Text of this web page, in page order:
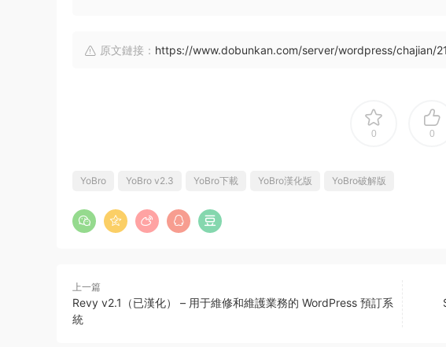
原文鏈接： https://www.dobunkan.com/server/wordpress/chajian/
0 0
YoBro YoBro v2.3 YoBro下載 YoBro漢化版 YoBro破解版
上一篇
Revy v2.1（已漢化） – 用于維修和維護業務的 WordPress 預訂系
統